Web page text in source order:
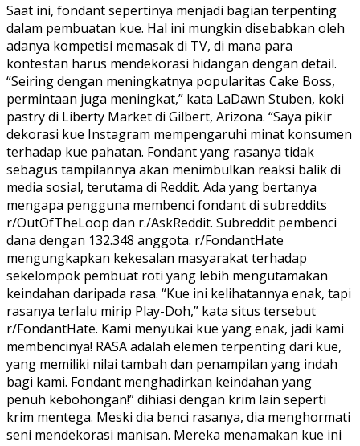
Saat ini, fondant sepertinya menjadi bagian terpenting
dalam pembuatan kue. Hal ini mungkin disebabkan oleh
adanya kompetisi memasak di TV, di mana para
kontestan harus mendekorasi hidangan dengan detail.
“Seiring dengan meningkatnya popularitas Cake Boss,
permintaan juga meningkat,” kata LaDawn Stuben, koki
pastry di Liberty Market di Gilbert, Arizona. “Saya pikir
dekorasi kue Instagram mempengaruhi minat konsumen
terhadap kue pahatan. Fondant yang rasanya tidak
sebagus tampilannya akan menimbulkan reaksi balik di
media sosial, terutama di Reddit. Ada yang bertanya
mengapa pengguna membenci fondant di subreddits
r/OutOfTheLoop dan r./AskReddit. Subreddit pembenci
dana dengan 132.348 anggota. r/FondantHate
mengungkapkan kekesalan masyarakat terhadap
sekelompok pembuat roti yang lebih mengutamakan
keindahan daripada rasa. “Kue ini kelihatannya enak, tapi
rasanya terlalu mirip Play-Doh,” kata situs tersebut
r/FondantHate. Kami menyukai kue yang enak, jadi kami
membencinya! RASA adalah elemen terpenting dari kue,
yang memiliki nilai tambah dan penampilan yang indah
bagi kami. Fondant menghadirkan keindahan yang
penuh kebohongan!” dihiasi dengan krim lain seperti
krim mentega. Meski dia benci rasanya, dia menghormati
seni mendekorasi manisan. Mereka menamakan kue ini